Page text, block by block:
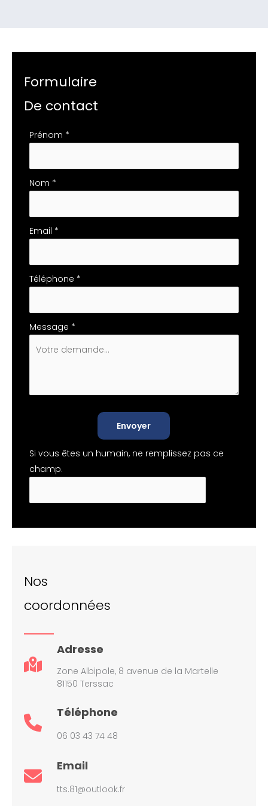
Formulaire
De contact
Formulaire
avec
téléphone
Prénom *
Nom *
Email *
Téléphone *
Message *
Envoyer
Si vous êtes un humain, ne remplissez pas ce
champ.
Nos
coordonnées
Adresse
Zone Albipole, 8 avenue de la Martelle
81150 Terssac
Téléphone
06 03 43 74 48
Email
tts.81@outlook.fr